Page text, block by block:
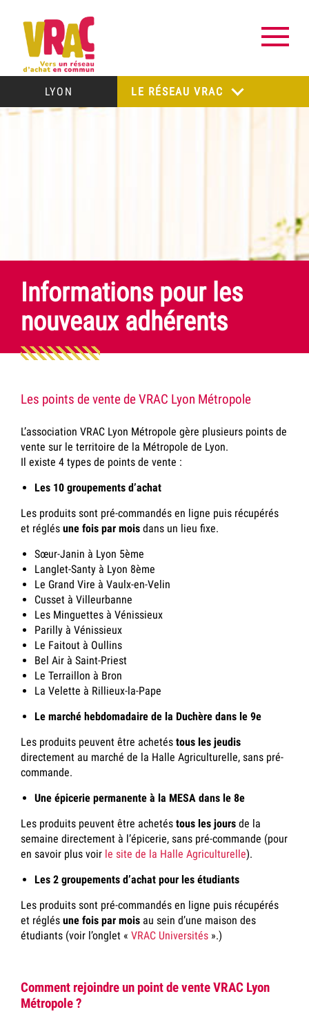
LYON LE RÉSEAU VRAC
Informations pour les
nouveaux adhérents
Les points de vente de VRAC Lyon Métropole
L’association VRAC Lyon Métropole gère plusieurs points de
vente sur le territoire de la Métropole de Lyon.
Il existe 4 types de points de vente :
Les 10 groupements d’achat
Les produits sont pré-commandés en ligne puis récupérés
et réglés une fois par mois dans un lieu fixe.
Sœur-Janin à Lyon 5ème
Langlet-Santy à Lyon 8ème
Le Grand Vire à Vaulx-en-Velin
Cusset à Villeurbanne
Les Minguettes à Vénissieux
Parilly à Vénissieux
Le Faitout à Oullins
Bel Air à Saint-Priest
Le Terraillon à Bron
La Velette à Rillieux-la-Pape
Le marché hebdomadaire de la Duchère dans le 9e
Les produits peuvent être achetés tous les jeudis
directement au marché de la Halle Agriculturelle, sans pré-
commande.
Une épicerie permanente à la MESA dans le 8e
Les produits peuvent être achetés tous les jours de la
semaine directement à l’épicerie, sans pré-commande (pour
en savoir plus voir le site de la Halle Agriculturelle).
Les 2 groupements d’achat pour les étudiants
Les produits sont pré-commandés en ligne puis récupérés
et réglés une fois par mois au sein d’une maison des
étudiants (voir l’onglet « VRAC Universités ».)
Comment rejoindre un point de vente VRAC Lyon
Métropole ?